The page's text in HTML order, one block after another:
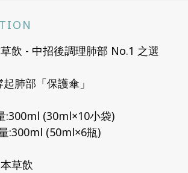
飲 - 中招後調理肺部 No.1 之選
肺部「保護傘」
:300ml (30ml×10小袋)
:300ml (50ml×6瓶)
草飲